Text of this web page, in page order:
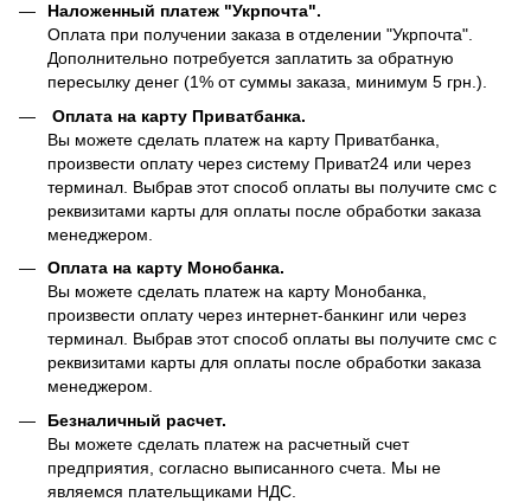
Наложенный платеж "Укрпочта".
Оплата при получении заказа в отделении "Укрпочта".
Дополнительно потребуется заплатить за обратную
пересылку денег (1% от суммы заказа, минимум 5 грн.).
Оплата на карту Приватбанка.
Вы можете сделать платеж на карту Приватбанка,
произвести оплату через систему Приват24 или через
терминал. Выбрав этот способ оплаты вы получите смс с
реквизитами карты для оплаты после обработки заказа
менеджером.
Оплата на карту Монобанка.
Вы можете сделать платеж на карту Монобанка,
произвести оплату через интернет-банкинг или через
терминал. Выбрав этот способ оплаты вы получите смс с
реквизитами карты для оплаты после обработки заказа
менеджером.
Безналичный расчет.
Вы можете сделать платеж на расчетный счет
предприятия, согласно выписанного счета. Мы не
являемся плательщиками НДС.